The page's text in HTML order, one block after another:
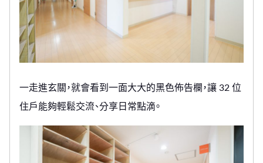
一走進玄關，就會看到一面大大的黑色佈告欄，讓 32 位
住戶能夠輕鬆交流、分享日常點滴。